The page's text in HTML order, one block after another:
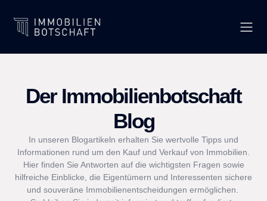
Der Immobilienbotschaft
Blog
In unseren Blogartikeln erhalten Sie wertvolle Tipps und
Informationen rund um den Kauf und Verkauf von Immobilien.
Hier finden Sie Antworten auf die wichtigsten Fragen sowie
hilfreiche Einblicke, die Eigentümern und Interessenten sichere
und souveräne Immobilienentscheidungen ermöglichen.